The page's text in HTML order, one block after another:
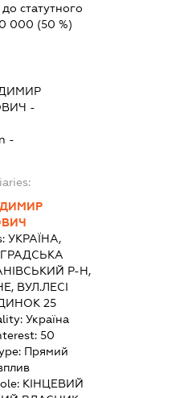
статутного
000 (50 %)
-
-
УКРАЇНА,
Р-Н,
ВУЛ.ЛЕСІ
25
Україна
50
Прямий
КІНЦЕВИЙ